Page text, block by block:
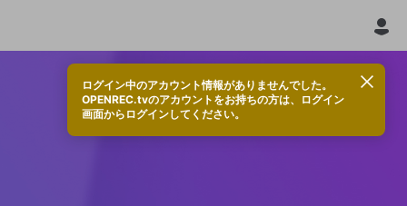
ログイン中のアカウント情報がありませんでした。
OPENREC.tvのアカウントをお持ちの方は、ログイン
画面からログインしてください。